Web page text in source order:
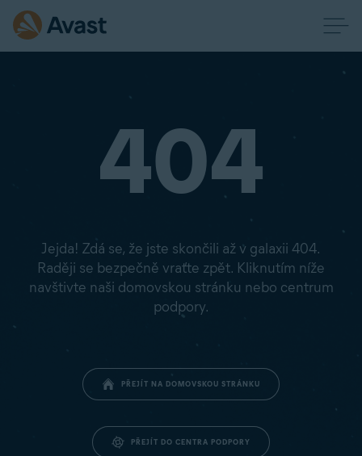
404
Jejda! Zdá se, že jste skončili až v galaxii 404.
Raději se bezpečně vraťte zpět. Kliknutím níže
navštivte naši domovskou stránku nebo centrum
podpory.
PŘEJÍT NA DOMOVSKOU STRÁNKU
PŘEJÍT DO CENTRA PODPORY